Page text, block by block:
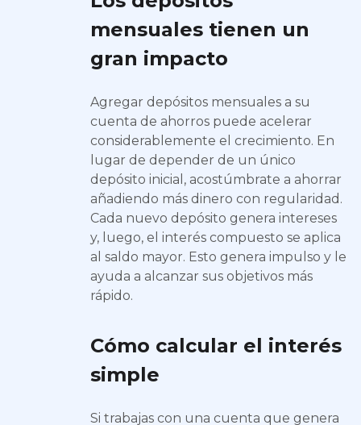
mensuales tienen un
gran impacto
Agregar depósitos mensuales a su
cuenta de ahorros puede acelerar
considerablemente el crecimiento. En
lugar de depender de un único
depósito inicial, acostúmbrate a ahorrar
añadiendo más dinero con regularidad.
Cada nuevo depósito genera intereses
y, luego, el interés compuesto se aplica
al saldo mayor. Esto genera impulso y le
ayuda a alcanzar sus objetivos más
rápido.
Cómo calcular el interés
simple
Si trabajas con una cuenta que genera